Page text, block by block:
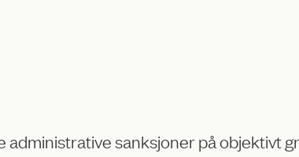
administrative sanksjoner på objektivt